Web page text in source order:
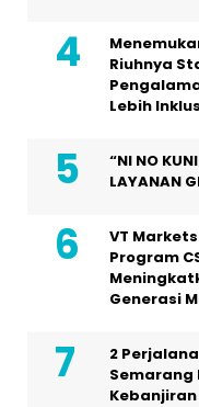
Riuhnya
Lebih
“NI NO
LAYANAN
VT
Program
Generasi
2
Semarang